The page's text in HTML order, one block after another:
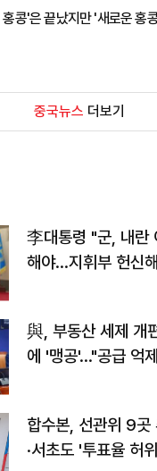
콩'은 끝났지만 '새로운 홍
중국뉴스 더보기
李대통령 "군, 내란
해야…지휘부 헌신
與, 부동산 세제 개
에 '맹공'…"공급 억
합수본, 선관위 9
·서초도 '투표율 허